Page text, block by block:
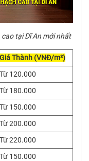
tại Dĩ An mới nhất
Giá Thành (VNĐ/m²)
Từ 120.000
Từ 180.000
Từ 150.000
Từ 200.000
Từ 220.000
Từ 150.000